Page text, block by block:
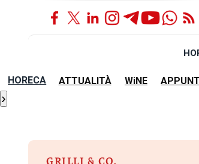
HORECA ATTUALITÀ WiNE
›
GRILLI & CO.